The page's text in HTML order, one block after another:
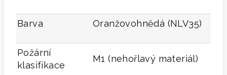
Barva Oranžovohnědá (NLV35)
Požární
klasifikace
M1 (nehořlavý materiál)